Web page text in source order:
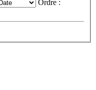
Ordre :